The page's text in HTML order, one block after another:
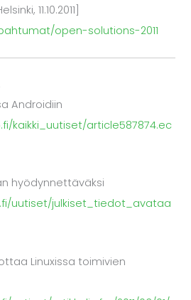
11.10.2011]
open-solutions-2011
Androidiin
kaikki_uutiset/article587874.ec
hyödynnettäväksi
uutiset/julkiset_tiedot_avataa
Linuxissa toimivien